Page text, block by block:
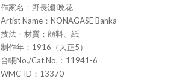
作家名：野長瀬 晩花
Artist Name：NONAGASE Banka
技法・材質：顔料、紙
制作年：1916（大正5）
台帳No./Cat.No.：11941-6
WMC-ID：13370